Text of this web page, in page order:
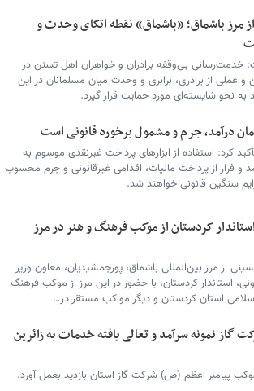
مرز باشماق؛ «باشماق» نقطه اتکای وحدت و
خدمت‌رسانی بی‌وقفه برادران و خواهران اهل تسنن در
از برادری، برابری و وحدت میان مسلمانان در این
نحو شایسته‌ای مورد حمایت قرار گیرد.
درآمد، جرم و مشمول برخورد قانونی است
کرد: استفاده از ابزارهای پرداخت غیرنقدی موسوم به
فرار از پرداخت مالیات، اقدامی غیرقانونی و جرم محسوب
سنگین قانونی خواهند شد.
کردستان از موکب فرهنگ و هنر در مرز
از مرز بین‌المللی باشماق، پورجمشیدیان، معاون وزیر
استاندار کردستان، با حضور در این مرز از موکب فرهنگ
استان کردستان و دیگر مواکب مستقر در…
نمونه سرآمد و تعالی یافته خدمات به زائرین
پیامبر اعظم (ص) شرکت گاز استان بازدید بعمل آورد.